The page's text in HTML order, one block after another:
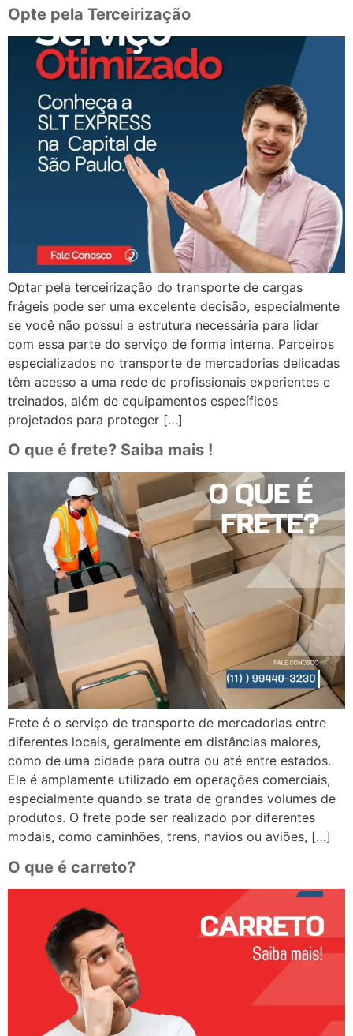
Opte pela Terceirização
Optar pela terceirização do transporte de cargas
frágeis pode ser uma excelente decisão, especialmente
se você não possui a estrutura necessária para lidar
com essa parte do serviço de forma interna. Parceiros
especializados no transporte de mercadorias delicadas
têm acesso a uma rede de profissionais experientes e
treinados, além de equipamentos específicos
projetados para proteger […]
O que é frete? Saiba mais !
Frete é o serviço de transporte de mercadorias entre
diferentes locais, geralmente em distâncias maiores,
como de uma cidade para outra ou até entre estados.
Ele é amplamente utilizado em operações comerciais,
especialmente quando se trata de grandes volumes de
produtos. O frete pode ser realizado por diferentes
modais, como caminhões, trens, navios ou aviões, […]
O que é carreto?